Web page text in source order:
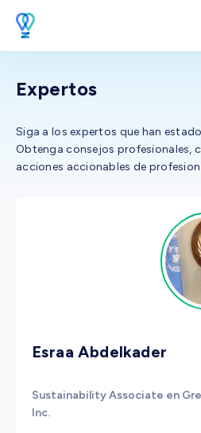
Expertos
Siga a los expertos que han
Obtenga consejos profesionales,
acciones accionables de
Esraa Abdelkader
Sustainability Associate en
Inc.